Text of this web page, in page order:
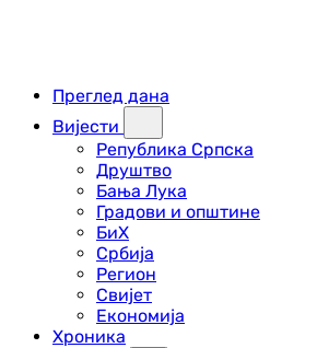
Преглед дана
Вијести
Република Српска
Друштво
Бања Лука
Градови и општине
БиХ
Србија
Регион
Свијет
Економија
Хроника